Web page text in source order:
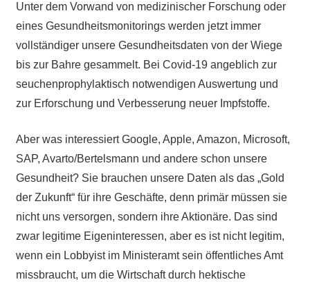
Unter dem Vorwand von medizinischer Forschung oder
eines Gesundheitsmonitorings werden jetzt immer
vollständiger unsere Gesundheitsdaten von der Wiege
bis zur Bahre gesammelt. Bei Covid-19 angeblich zur
seuchenprophylaktisch notwendigen Auswertung und
zur Erforschung und Verbesserung neuer Impfstoffe.
Aber was interessiert Google, Apple, Amazon, Microsoft,
SAP, Avarto/Bertelsmann und andere schon unsere
Gesundheit? Sie brauchen unsere Daten als das „Gold
der Zukunft“ für ihre Geschäfte, denn primär müssen sie
nicht uns versorgen, sondern ihre Aktionäre. Das sind
zwar legitime Eigeninteressen, aber es ist nicht legitim,
wenn ein Lobbyist im Ministeramt sein öffentliches Amt
missbraucht, um die Wirtschaft durch hektische